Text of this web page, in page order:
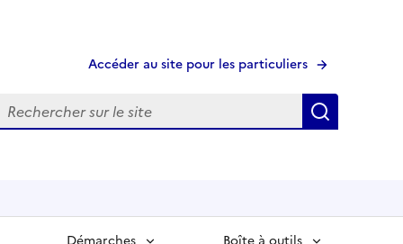
Accéder au site pour les particuliers
Recherche